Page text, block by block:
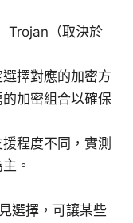
Trojan（取決於
擇對應的加密方
加密組合以確保
程度不同，實測
。
選擇，可讓某些